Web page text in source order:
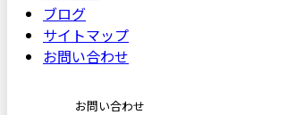
ブログ
サイトマップ
お問い合わせ
お問い合わせ